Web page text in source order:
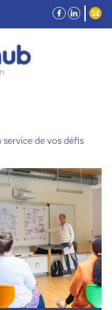
de vos défis